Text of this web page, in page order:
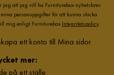
att jag vill ha Furniturebox nyhetsbrev
personuppgifter för att kunna skicka
mig enligt Furniturebox Integritetspolicy.
ett konto till Mina sidor.
mer:
på ett ställe